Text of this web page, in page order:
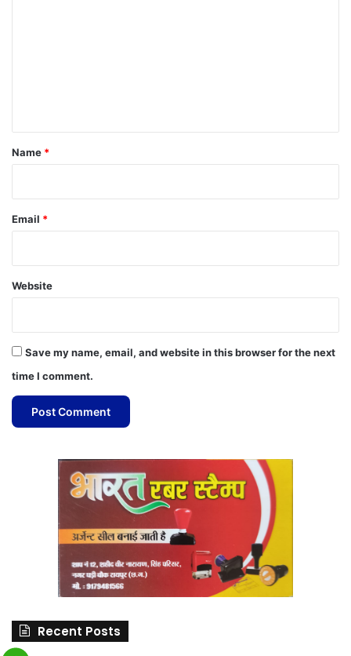
*
Name *
Email *
Website
Save my name, email, and website in this browser for the next
time I comment.
Recent Posts